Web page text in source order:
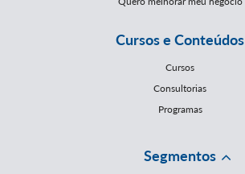
Cursos e Conteúdos
Cursos
Consultorias
Programas
Segmentos